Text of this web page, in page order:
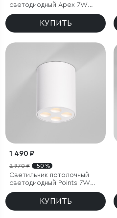
светодиодный Apex 7W
4000K черный
КУПИТЬ
1 490 ₽
2 970 ₽ - 50 %
Светильник потолочный
светодиодный Points 7W
3000K белый
КУПИТЬ